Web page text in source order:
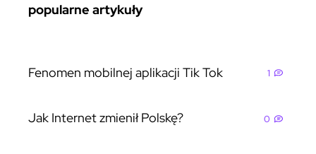
popularne artykuły
Fenomen mobilnej aplikacji Tik Tok 1
Jak Internet zmienił Polskę? 0